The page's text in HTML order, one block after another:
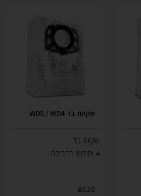
שקיות בד WD5 / WD4
שקיות בד
4 יחידות בחבילה
₪120